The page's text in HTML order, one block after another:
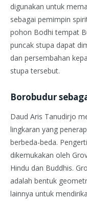
digunakan untuk
sebagai pemimpin
pohon Bodhi tempat
puncak stupa dapat
dan persembahan
stupa tersebut.
Borobudur
Daud Aris Tanudirjo
lingkaran yang
berbeda-beda.
dikemukakan oleh
Hindu dan Buddhis.
adalah bentuk
lainnya untuk